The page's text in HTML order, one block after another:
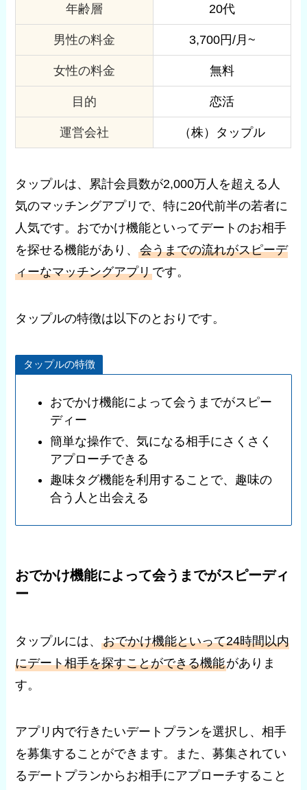
年齢層 20代
男性の料金 3,700円/月~
女性の料金 無料
目的 恋活
運営会社 （株）タップル
タップルは、累計会員数が2,000万人を超える人
気のマッチングアプリで、特に20代前半の若者に
人気です。おでかけ機能といってデートのお相手
を探せる機能があり、会うまでの流れがスピーデ
ィーなマッチングアプリです。
タップルの特徴は以下のとおりです。
タップルの特徴
おでかけ機能によって会うまでがスピー
ディー
簡単な操作で、気になる相手にさくさく
アプローチできる
趣味タグ機能を利用することで、趣味の
合う人と出会える
おでかけ機能によって会うまでがスピーディ
ー
タップルには、おでかけ機能といって24時間以内
にデート相手を探すことができる機能がありま
す。
アプリ内で行きたいデートプランを選択し、相手
を募集することができます。また、募集されてい
るデートプランからお相手にアプローチすること